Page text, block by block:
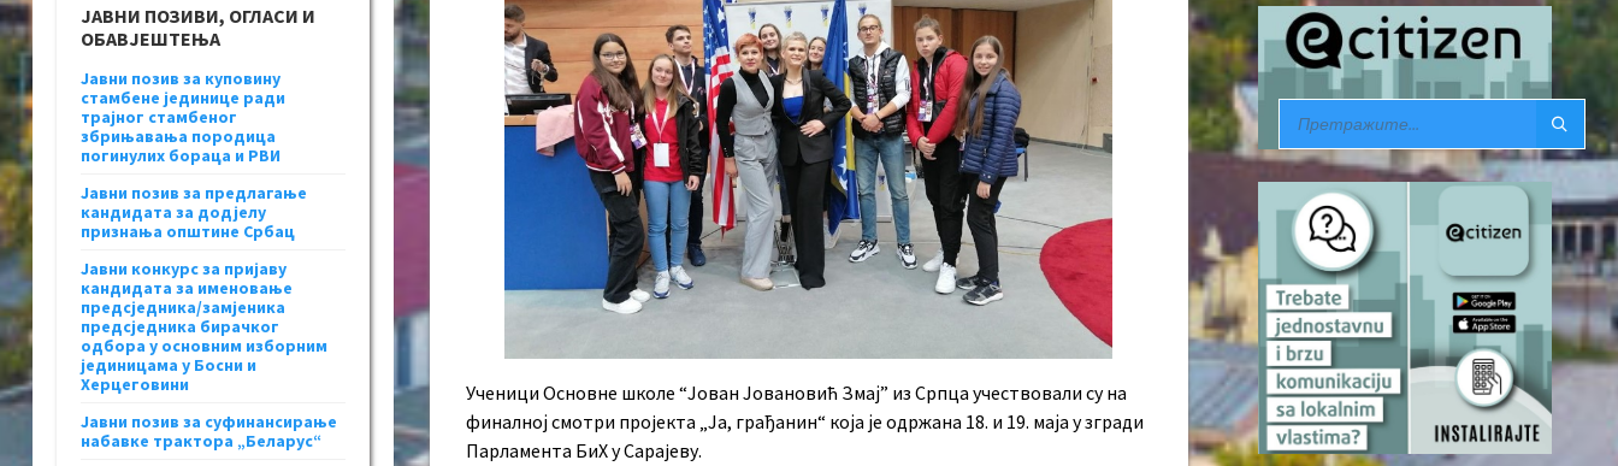
Ученици Основне школе “Јован Јовановић Змај” из Српца учествовали су на
финaлној смoтри прojeкта „Ја, грaђaнин“ која је одржана 18. и 19. маја у згрaди
Пaрлaмeнтa БиХ у Сaрajeву.
ЈАВНИ ПОЗИВИ, ОГЛАСИ И
ОБАВЈЕШТЕЊА
Јавни позив за куповину
стамбене јединице ради
трајног стамбеног
збрињавања породица
погинулих бораца и РВИ
Јавни позив за предлагање
кандидата за додјелу
признања општине Србац
Јавни конкурс за пријаву
кандидата за именовање
предсједника/замјеника
предсједника бирачког
одбора у основним изборним
јединицама у Босни и
Херцеговини
Јавни позив за суфинансирање
набавке трактора „Беларус“